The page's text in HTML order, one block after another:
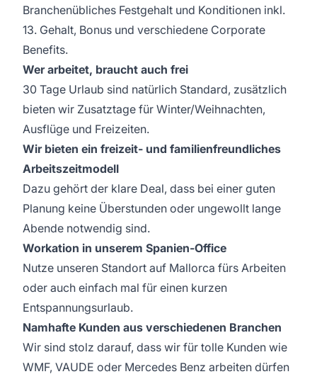
Branchenübliches Festgehalt und Konditionen inkl.
13. Gehalt, Bonus und verschiedene Corporate
Benefits.
Wer arbeitet, braucht auch frei
30 Tage Urlaub sind natürlich Standard, zusätzlich
bieten wir Zusatztage für Winter/Weihnachten,
Ausflüge und Freizeiten.
Wir bieten ein freizeit- und familienfreundliches
Arbeitszeitmodell
Dazu gehört der klare Deal, dass bei einer guten
Planung keine Überstunden oder ungewollt lange
Abende notwendig sind.
Workation in unserem Spanien-Office
Nutze unseren Standort auf Mallorca fürs Arbeiten
oder auch einfach mal für einen kurzen
Entspannungsurlaub.
Namhafte Kunden aus verschiedenen Branchen
Wir sind stolz darauf, dass wir für tolle Kunden wie
WMF, VAUDE oder Mercedes Benz arbeiten dürfen